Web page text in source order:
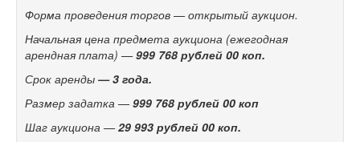
Форма проведения торгов — открытый аукцион.
Начальная цена предмета аукциона (ежегодная
арендная плата) —999 768 рублей 00 коп.
Срок аренды — 3 года.
Размер задатка —999 768 рублей 00 коп
Шаг аукциона —29 993 рублей 00 коп.